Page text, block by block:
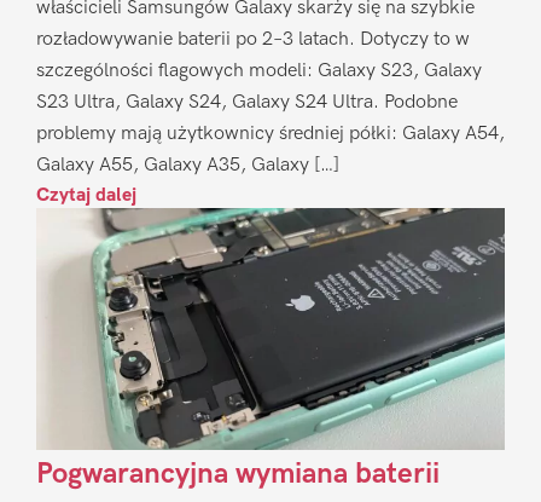
właścicieli Samsungów Galaxy skarży się na szybkie
rozładowywanie baterii po 2–3 latach. Dotyczy to w
szczególności flagowych modeli: Galaxy S23, Galaxy
S23 Ultra, Galaxy S24, Galaxy S24 Ultra. Podobne
problemy mają użytkownicy średniej półki: Galaxy A54,
Galaxy A55, Galaxy A35, Galaxy […]
Czytaj dalej
Pogwarancyjna wymiana baterii